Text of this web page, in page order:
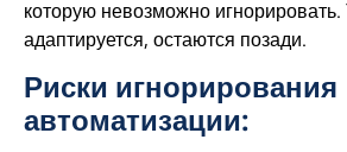
которую невозможно игнорировать.
адаптируется, остаются позади.
Риски игнорирования
автоматизации: